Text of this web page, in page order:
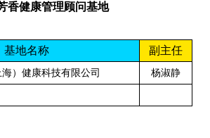
香健康管理顾问基地
基地名称 副主任
）健康科技有限公司 杨淑静